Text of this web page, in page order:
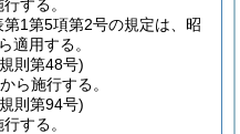
する。
1第5項第2号の規定は、昭
適用する。
規則第48号)
ら施行する。
規則第94号)
する。